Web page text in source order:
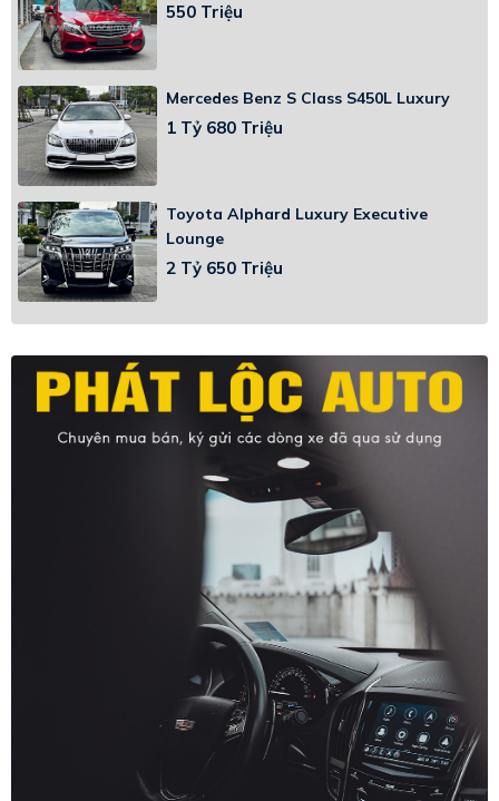
550 Triệu
Mercedes Benz S Class S450L Luxury
1 Tỷ 680 Triệu
Toyota Alphard Luxury Executive
Lounge
2 Tỷ 650 Triệu